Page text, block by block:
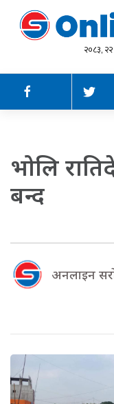
२०८३,
भोलि
बन्द
अनलाइन